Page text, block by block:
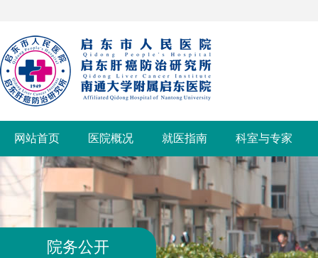
网站首页 医院概况 就医指南 科室与专家
院务公开